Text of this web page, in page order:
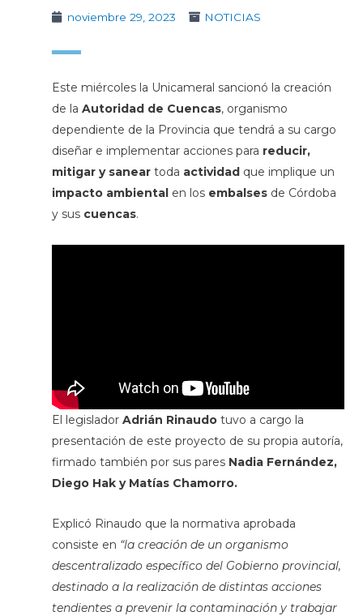
noviembre 29, 2023
NOTICIAS
Este miércoles la Unicameral sancionó la creación
de la Autoridad de Cuencas, organismo
dependiente de la Provincia que tendrá a su cargo
diseñar e implementar acciones para reducir,
mitigar y saneartoda actividadque implique un
impacto ambientalen los embalses de Córdoba
y sus cuencas.
El legislador Adrián Rinaudotuvo a cargo la
presentación de este proyecto de su propia autoría,
firmado también por sus pares Nadia Fernández,
Diego Hak y Matías Chamorro.
Explicó Rinaudo que la normativa aprobada
consiste en “la creación de un organismo
descentralizado específico del Gobierno provincial,
destinado a la realización de distintas acciones
tendientes a prevenir la contaminación y trabajar